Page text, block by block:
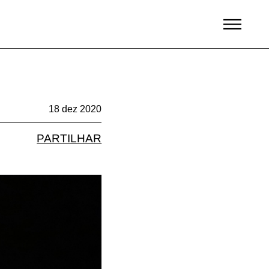
18 dez 2020
PARTILHAR